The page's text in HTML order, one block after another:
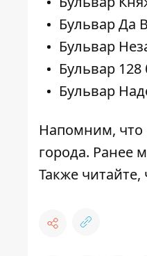
Бульвар Да
Бульвар
Бульвар
Бульвар
Напомним, что
города. Ранее
Также